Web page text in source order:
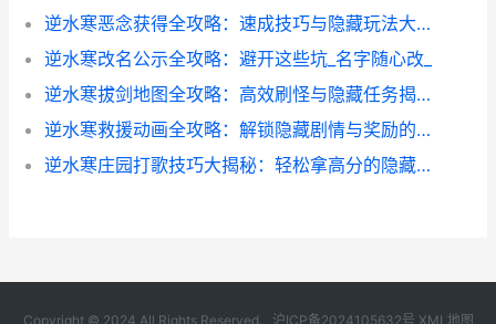
逆水寒恶念获得全攻略：速成技巧与隐藏玩法大揭秘
逆水寒改名公示全攻略：避开这些坑_名字随心改_
逆水寒拔剑地图全攻略：高效刷怪与隐藏任务揭秘
逆水寒救援动画全攻略：解锁隐藏剧情与奖励的实战技巧
逆水寒庄园打歌技巧大揭秘：轻松拿高分的隐藏玩法
Copyright © 2024 All Rights Reserved. 沪ICP备2024105632号 XML地图